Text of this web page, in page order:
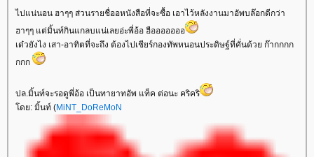
ไปแน่นอน ฮาๆๆ ส่วนรายชื่ออหนังสือที่จะซื้อ เอาไว้หลังงานมาอัพบล๊อกดีกว่า
ฮาๆๆ แต่มิ้นท์กินแกลบแน่เลยอ่ะพี่อ้อ ฮือออออออ
เด๋วยังไง เสา-อาทิตที่จะถึง ต้องไปเชียร์กองทัพหนอนประดิษฐ์ที่คั่นด้วย ก๊ากกกก
กกก
ปล.มิ้นท์จะรอดูพี่อ้อ เป็นทายาทอัพ แท็ค ต่อนะ คริคริ
ดย: มิ้นท์ (MiNT_DoReMoN